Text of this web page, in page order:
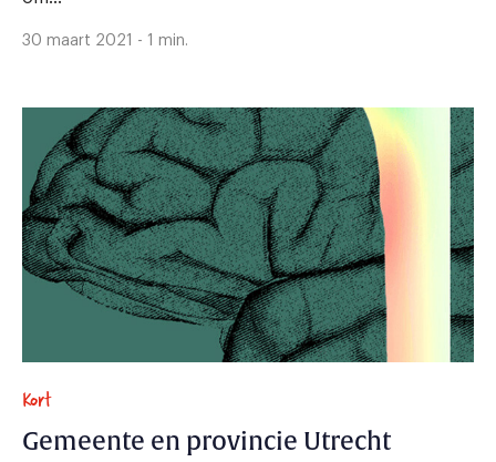
30 maart 2021 - 1 min.
Kort
Gemeente en provincie Utrecht